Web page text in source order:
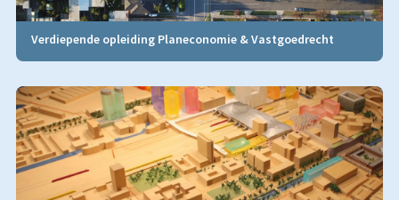
Verdiepende opleiding Planeconomie & Vastgoedrecht